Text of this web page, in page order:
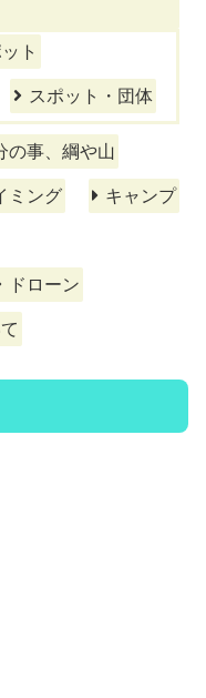
ト
スポット・団体
の事、綱や山
ミング キャンプ
ドローン